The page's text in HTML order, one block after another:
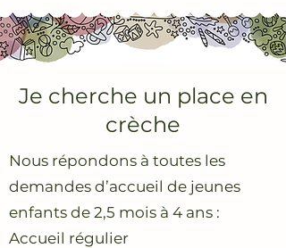
Je cherche un place en
crèche
Nous répondons à toutes les
demandes d’accueil de jeunes
enfants de 2,5 mois à 4 ans :
Accueil régulier